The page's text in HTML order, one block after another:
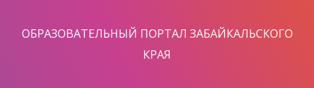
ОБРАЗОВАТЕЛЬНЫЙ ПОРТАЛ ЗАБАЙКАЛЬСКОГО
КРАЯ